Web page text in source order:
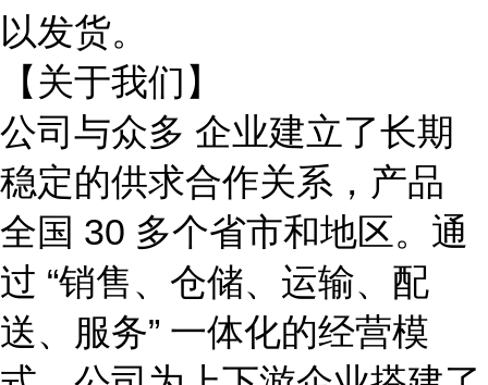
以发货。
【关于我们】
公司与众多 企业建立了长期
稳定的供求合作关系，产品
全国 30 多个省市和地区。通
过 “销售、仓储、运输、配
送、服务” 一体化的经营模